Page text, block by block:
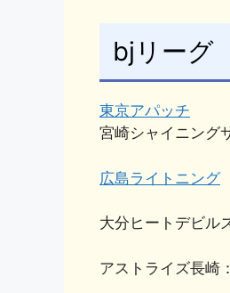
bjリーグ
東京アパッチ
宮崎シャイニング
広島ライトニング
大分ヒートデビル
アストライズ長崎